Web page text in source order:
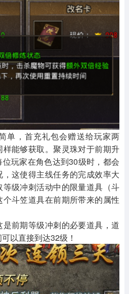
单，首充礼包会赠送给玩家两
能够获取。聚灵珠对于前期升
玩家在角色达到30级时，都会
这使得主线任务的完成效率大
级冲刺活动中的限量道具（斗
斗笠道具在前期所带来的属性
前期等级冲刺的必要道具，道
以直接到达32级！